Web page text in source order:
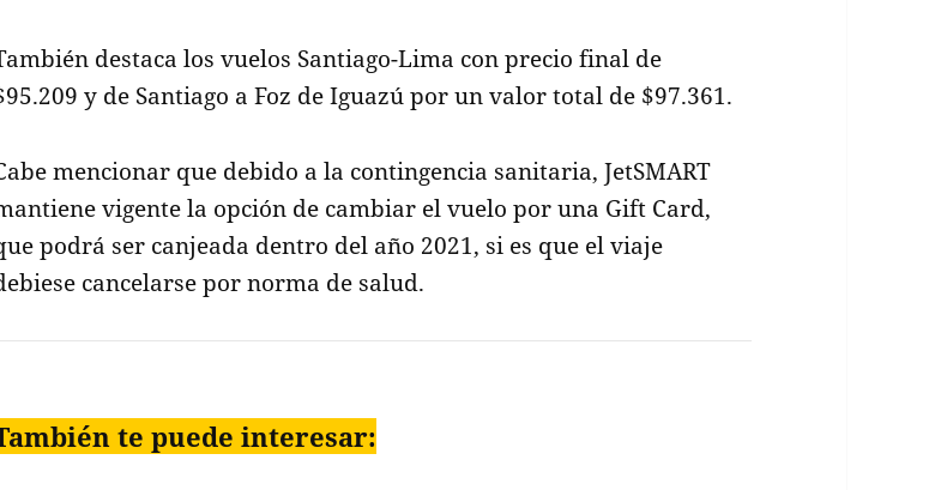
destaca los vuelos Santiago-Lima con precio final de
y de Santiago a Foz de Iguazú por un valor total de $97.361.
mencionar que debido a la contingencia sanitaria, JetSMART
vigente la opción de cambiar el vuelo por una Gift Card,
podrá ser canjeada dentro del año 2021, si es que el viaje
cancelarse por norma de salud.
te puede interesar: